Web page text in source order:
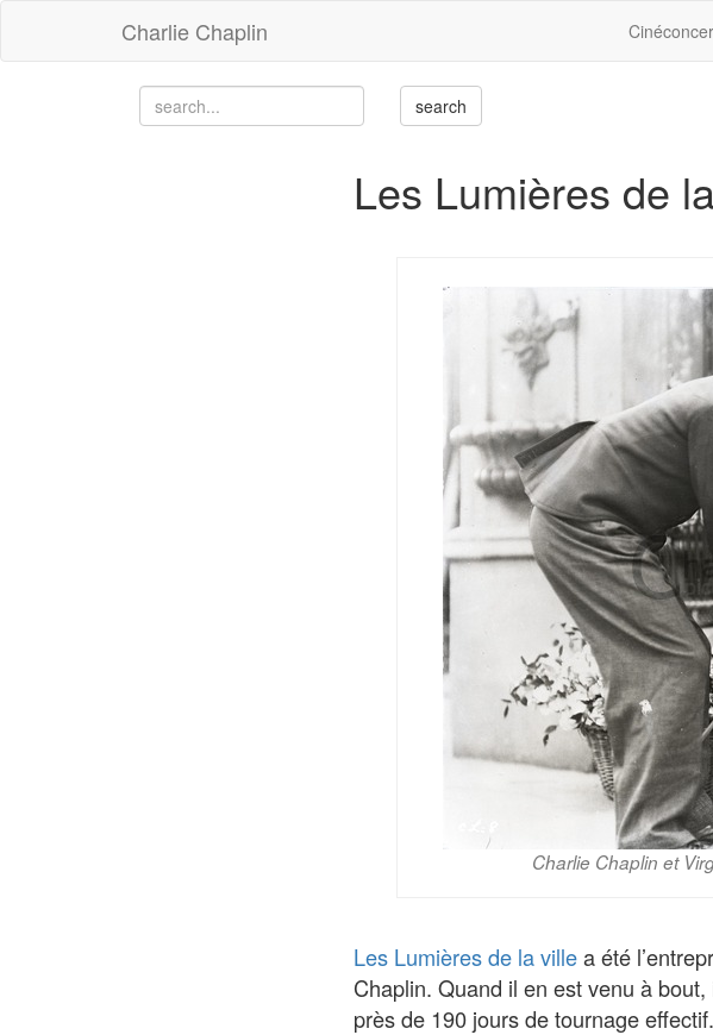
Charlie Chaplin
Les Lumières de
Charlie Chaplin et
Les Lumières de la villea été
Chaplin. Quand il en est venu à
près de 190 jours de tournage effectif.